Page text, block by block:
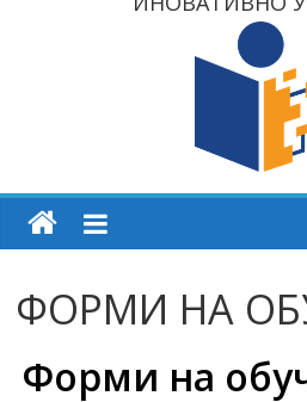
ФОРМИ НА
Форми на